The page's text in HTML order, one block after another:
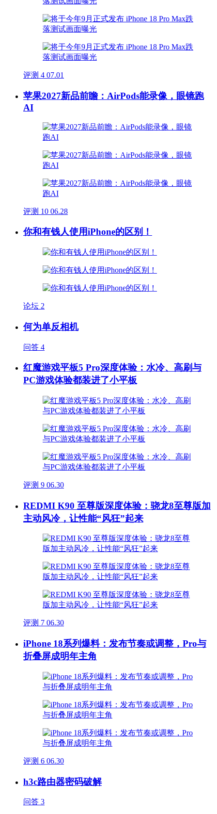
评测 4 07.01
苹果2027新品前瞻：AirPods能录像，眼镜跑
AI
评测 10 06.28
你和有钱人使用iPhone的区别！
论坛 2
何为单反相机
问答 4
红魔游戏平板5 Pro深度体验：水冷、高刷与
PC游戏体验都装进了小平板
评测 9 06.30
REDMI K90 至尊版深度体验：骁龙8至尊版加
主动风冷，让性能“风狂”起来
评测 7 06.30
iPhone 18系列爆料：发布节奏或调整，Pro与
折叠屏成明年主角
评测 6 06.30
h3c路由器密码破解
问答 3